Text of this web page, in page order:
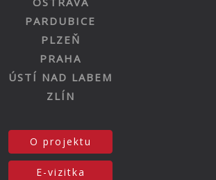
PARDUBICE
PLZEŇ
PRAHA
ÚSTÍ NAD LABEM
ZLÍN
O projektu
E-vizitka